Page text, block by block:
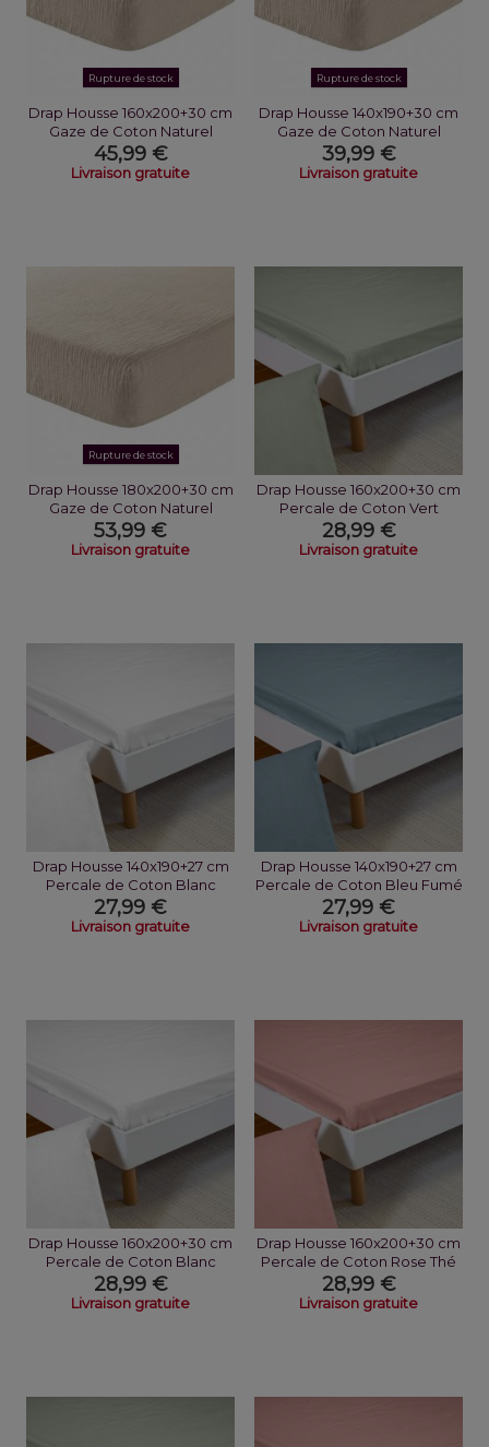
Rupture de stock
Drap Housse 160x200+30 cm
Gaze de Coton Naturel
45,99 €
Livraison gratuite
Rupture de stock
Drap Housse 140x190+30 cm
Gaze de Coton Naturel
39,99 €
Livraison gratuite
Rupture de stock
Drap Housse 180x200+30 cm
Gaze de Coton Naturel
53,99 €
Livraison gratuite
Drap Housse 160x200+30 cm
Percale de Coton Vert
Sauge
28,99 €
Livraison gratuite
Drap Housse 140x190+27 cm
Percale de Coton Blanc
27,99 €
Livraison gratuite
Drap Housse 140x190+27 cm
Percale de Coton Bleu Fumé
27,99 €
Livraison gratuite
Drap Housse 160x200+30 cm
Percale de Coton Blanc
28,99 €
Livraison gratuite
Drap Housse 160x200+30 cm
Percale de Coton Rose Thé
28,99 €
Livraison gratuite